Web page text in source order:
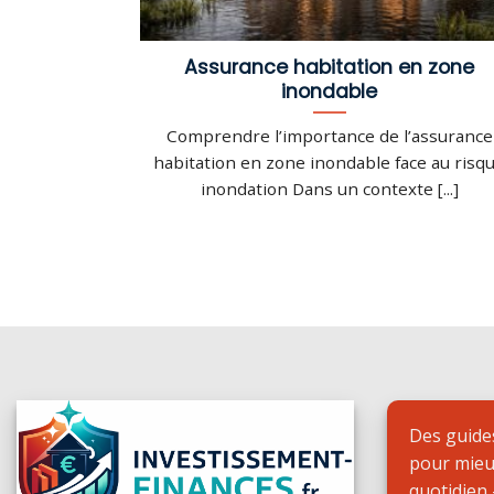
Assurance habitation en zone
inondable
Comprendre l’importance de l’assurance
habitation en zone inondable face au
inondation Dans un contexte [...]
Des
pour